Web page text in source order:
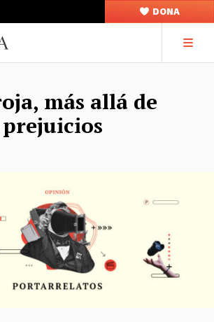
DONA
más allá de